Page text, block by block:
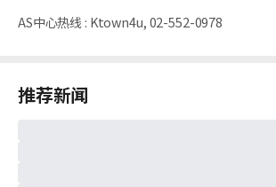
AS中心热线 : Ktown4u, 02-552-0978
推荐新闻